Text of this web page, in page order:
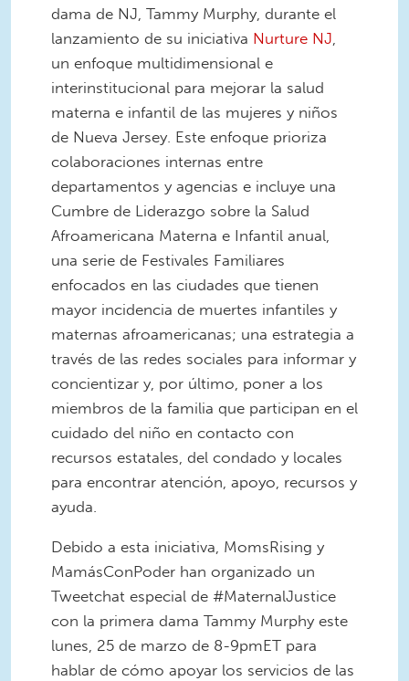
dama de NJ, Tammy Murphy, durante el
lanzamiento de su iniciativa Nurture NJ,
un enfoque multidimensional e
interinstitucional para mejorar la salud
materna e infantil de las mujeres y niños
de Nueva Jersey. Este enfoque prioriza
colaboraciones internas entre
departamentos y agencias e incluye una
Cumbre de Liderazgo sobre la Salud
Afroamericana Materna e Infantil anual,
una serie de Festivales Familiares
enfocados en las ciudades que tienen
mayor incidencia de muertes infantiles y
maternas afroamericanas; una estrategia a
través de las redes sociales para informar y
concientizar y, por último, poner a los
miembros de la familia que participan en el
cuidado del niño en contacto con
recursos estatales, del condado y locales
para encontrar atención, apoyo, recursos y
ayuda.
Debido a esta iniciativa, MomsRising y
MamásConPoder han organizado un
Tweetchat especial de #MaternalJustice
con la primera dama Tammy Murphy este
lunes, 25 de marzo de 8-9pmET para
hablar de cómo apoyar los servicios de las